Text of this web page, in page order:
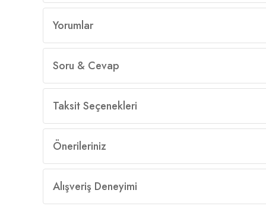
Yorumlar
Soru & Cevap
Taksit Seçenekleri
Önerileriniz
Alışveriş Deneyimi